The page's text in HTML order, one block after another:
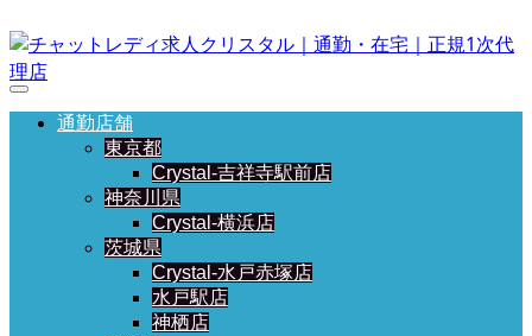
通勤店舗
東京都
Crystal-吉祥寺駅前店
神奈川県
Crystal-横浜店
茨城県
Crystal-水戸赤塚店
水戸駅店
神栖店